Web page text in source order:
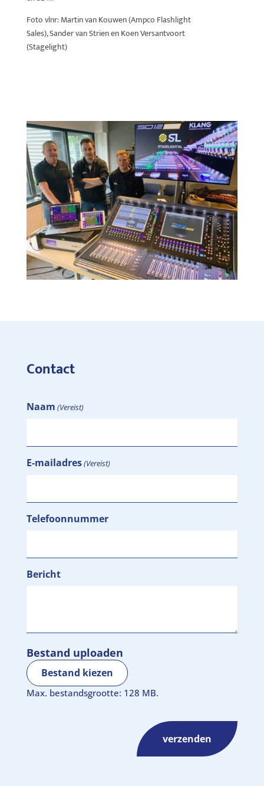
Foto vlnr: Martin van Kouwen (Ampco Flashlight
Sales), Sander van Strien en Koen Versantvoort
(Stagelight)
Contact
Naam (Vereist)
E-mailadres(Vereist)
Telefoonnummer
Bericht
Bestand kiezen
Max. bestandsgrootte: 128 MB.
Bestand uploaden